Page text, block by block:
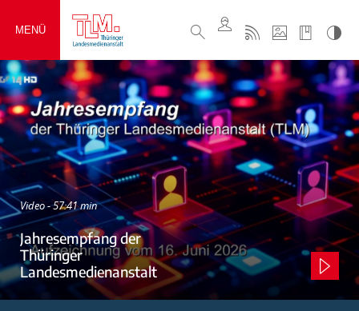
MENÜ
Video - 57:41 min
Jahresempfang der
Thüringer
Landesmedienanstalt